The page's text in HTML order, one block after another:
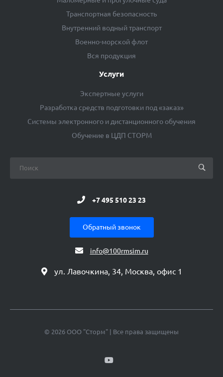
Транспортная безопасность
Внутренний водный транспорт
Военно-морской флот
Вся продукция
Услуги
Экспертные услуги
Разработка средств подготовки под «заказ»
Системы электронного и дистанционного обучения
Обучение в ЦДП СТОРМ
+7 495 510 23 23
Обратный звонок
info@100rmsim.ru
ул. Лавочкина, 34, Москва, офис 1
© 2026 ООО "Сторм" | Все права защищены